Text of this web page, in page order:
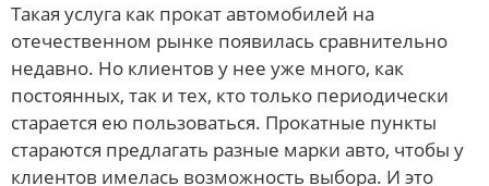
Такая услуга как прокат автомобилей на
отечественном рынке появилась сравнительно
недавно. Но клиентов у нее уже много, как
постоянных, так и тех, кто только периодически
старается ею пользоваться. Прокатные пункты
стараются предлагать разные марки авто, чтобы у
клиентов имелась возможность выбора. И это